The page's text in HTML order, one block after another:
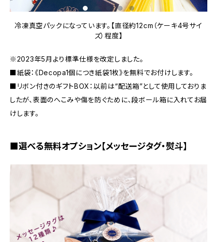
冷凍真空パックになっています。【直径約12cm（ケーキ4号サイ
ズ）程度】
※2023年5月より標準仕様を改定しました。
■紙袋：《Decopa1個につき紙袋1枚》を無料でお付けします。
■リボン付きのギフトBOX：以前は“配送箱”として使用しておりま
したが、表面のへこみや傷を防ぐために、段ボール箱に入れてお届
けします。
■選べる無料オプション【メッセージタグ・熨斗】